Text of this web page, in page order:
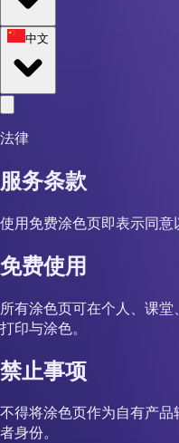
中文
法律
服务条款
使用免费涂色页即表示同意
免费使用
所有涂色页可在个人、课堂
打印与涂色。
禁止事项
不得将涂色页作为自有产
者身份。